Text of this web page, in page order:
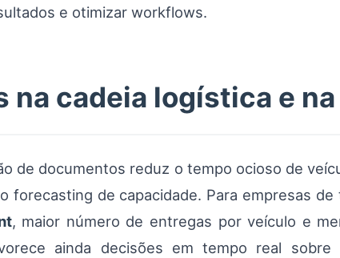
e otimizar workflows.
na cadeia logística e
de documentos reduz o tempo ocioso de
forecasting de capacidade. Para empresas
, maior número de entregas por veículo e
ainda decisões em tempo real